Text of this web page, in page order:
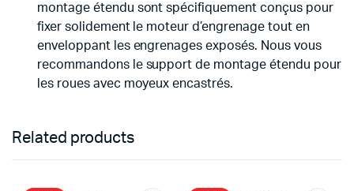
montage étendu sont spécifiquement conçus pour
fixer solidement le moteur d’engrenage tout en
enveloppant les engrenages exposés. Nous vous
recommandons le support de montage étendu pour
les roues avec moyeux encastrés.
Related products